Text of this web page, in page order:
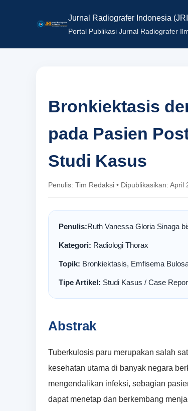
Jurnal Radiografer Indonesia
Portal Publikasi Jurnal Radiografer
Bronkiektasis
pada Pasien
Studi Kasus
Penulis: Tim Redaksi • Dipublikasikan:
Penulis:Ruth Vanessa Gloria Sinaga
Kategori: Radiologi Thorax
Topik: Bronkiektasis, Emfisema
Tipe Artikel: Studi Kasus / Case
Abstrak
Tuberkulosis paru merupakan salah
kesehatan utama di banyak negara
mengendalikan infeksi, sebagian
dapat menetap dan berkembang